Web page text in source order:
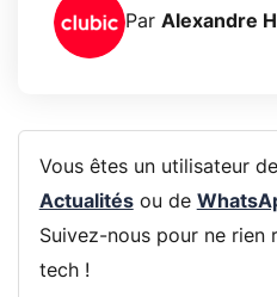
Par Alexandre
Vous êtes un utilisateur de
Actualitésou de
Suivez-nous pour ne rien
tech !